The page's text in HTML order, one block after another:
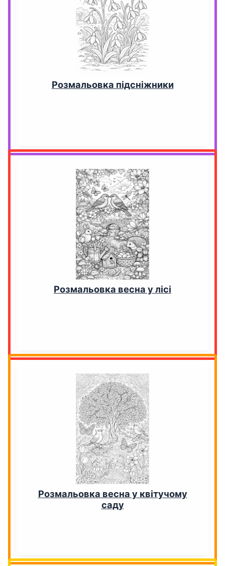
Розмальовка підсніжники
Розмальовка весна у лісі
Розмальовка весна у квітучому
саду